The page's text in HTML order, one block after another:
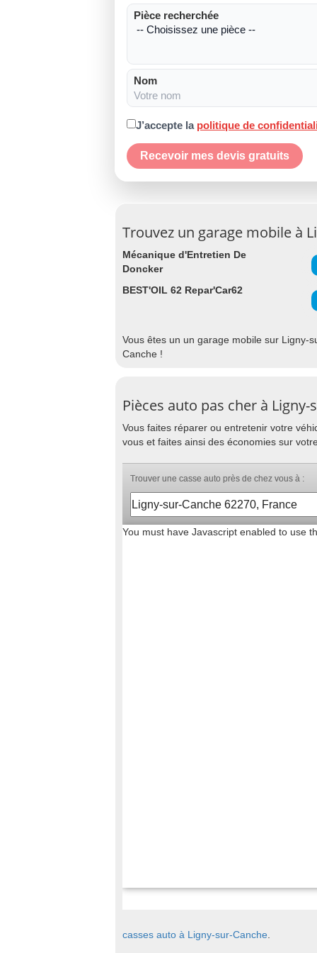
Pièce recherchée
Nom
J’accepte la politique de
Recevoir mes devis gratuits
Trouvez un garage mobile à
Mécanique d'Entretien De
Doncker
BEST'OIL 62 Repar'Car62
Vous êtes un un garage mobile sur Ligny-
Canche !
Pièces auto pas cher à Ligny-
Vous faites réparer ou entretenir votre
vous et faites ainsi des économies sur
casses auto à Ligny-sur-Canche